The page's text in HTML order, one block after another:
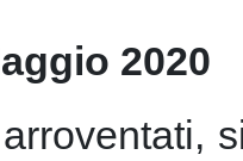
2020